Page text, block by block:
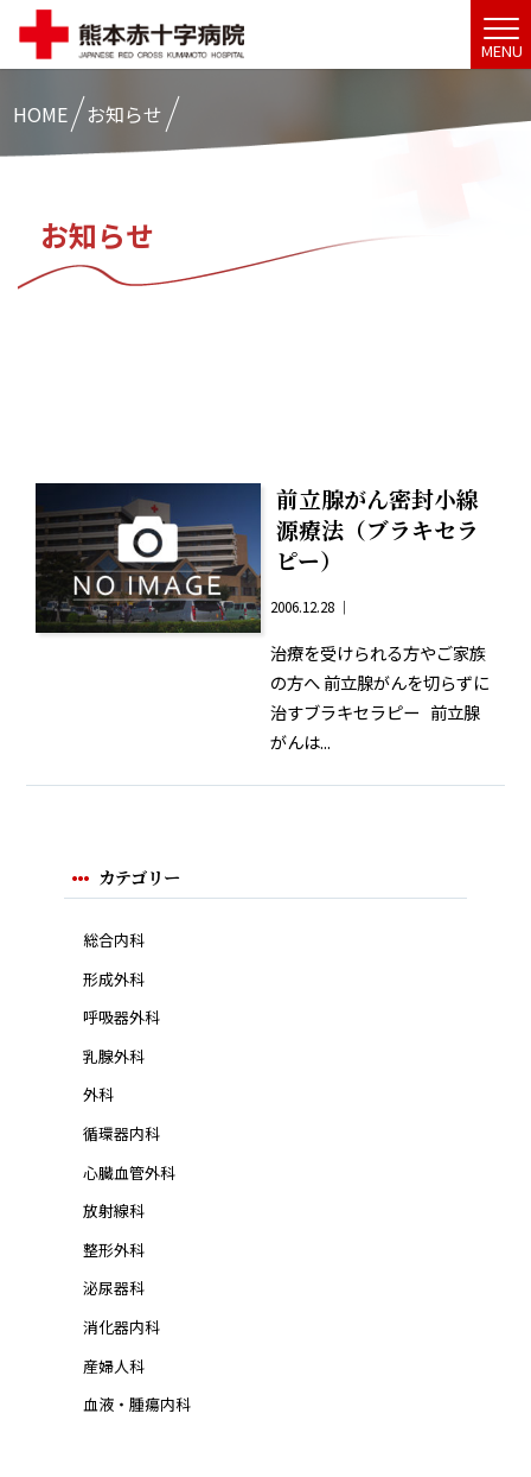
MENU
HOME お知らせ
お知らせ
前立腺がん密封小線
源療法（ブラキセラ
ピー）
2006.12.28 ｜
治療を受けられる方やご家族
の方へ 前立腺がんを切らずに
治すブラキセラピー 前立腺
がんは...
カテゴリー
総合内科
形成外科
呼吸器外科
乳腺外科
外科
循環器内科
心臓血管外科
放射線科
整形外科
泌尿器科
消化器内科
産婦人科
血液・腫瘍内科